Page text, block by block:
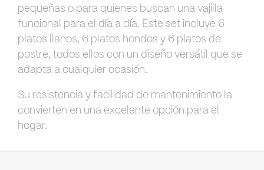
pequeñas o para quienes buscan una vajilla
funcional para el día a día. Este set incluye 6
platos llanos, 6 platos hondos y 6 platos de
postre, todos ellos con un diseño versátil que se
adapta a cualquier ocasión.
Su resistencia y facilidad de mantenimiento la
convierten en una excelente opción para el
hogar.